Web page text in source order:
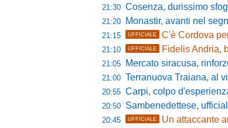
21:30 Cosenza, durissimo sfogo di
21:20 Monastir, avanti nel segno della
21:15 UFFICIALE C'è Cordova
21:10 UFFICIALE Fidelis Andria,
21:05 Mercato siracusa, rinforzo
21:00 Terranuova Traiana, al via il primo
20:55 Carpi, colpo d'esperienza in
20:50 Sambenedettese, ufficiale la
20:45 UFFICIALE Un attaccante